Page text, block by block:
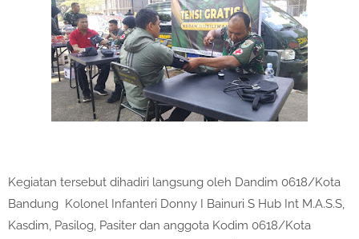
Kegiatan tersebut dihadiri langsung oleh Dandim 0618/Kota
Bandung Kolonel Infanteri Donny I Bainuri S Hub Int M.A.S.S,
Kasdim, Pasilog, Pasiter dan anggota Kodim 0618/Kota